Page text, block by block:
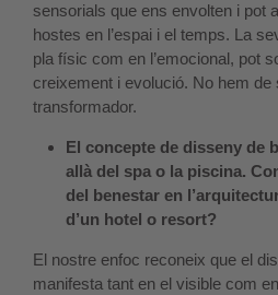
sensorials que ens envolten i pot
hostes en l’espai i el temps. La
pla físic com en l’emocional, pot
creixement i evolució. No hem
transformador.
El concepte de disseny de
allà del spa o la piscina.
del benestar en
d’un hotel o resort?
El nostre enfoc reconeix que el
manifesta tant en el visible com